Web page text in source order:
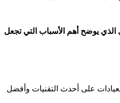
الذي يوضح أهم الأسباب التي تجعل
على أحدث التقنيات وأفضل